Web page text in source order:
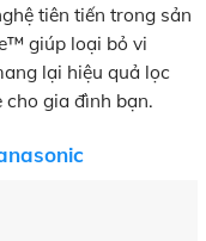
tiên tiến trong sản
giúp loại bỏ vi
lại hiệu quả lọc
cho gia đình bạn.